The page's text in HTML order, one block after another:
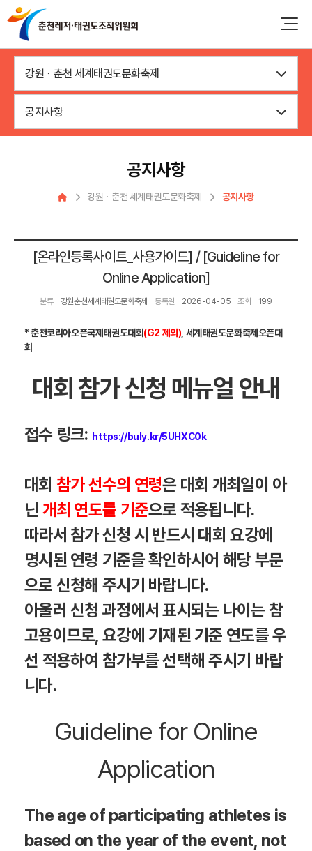
강원ㆍ춘천 세계태권도문화축제
공지사항
공지사항
강원ㆍ춘천 세계태권도문화축제 공지사항
[온라인등록사이트_사용가이드] / [Guideline for
Online Application]
분류 강원춘천세계태권도문화축제 등록일 2026-04-05 조회 199
* 춘천코리아오픈국제태권도대회(G2 제외) , 세계태권도문화축제오픈대
회
대회 참가 신청 메뉴얼 안내
접수 링크: https://buly.kr/5UHXC0k
대회 참가 선수의 연령은 대회 개최일이 아
닌 개최 연도를 기준으로 적용됩니다.
따라서 참가 신청 시 반드시 대회 요강에
명시된 연령 기준을 확인하시어 해당 부문
으로 신청해 주시기 바랍니다.
아울러 신청 과정에서 표시되는 나이는 참
고용이므로, 요강에 기재된 기준 연도를 우
선 적용하여 참가부를 선택해 주시기 바랍
니다.
Guideline for Online
Application
The age of participating athletes is
based on the year of the event, not